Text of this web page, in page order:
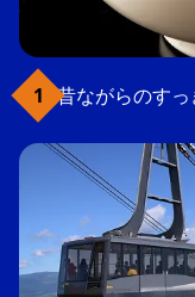
昔ながらのす